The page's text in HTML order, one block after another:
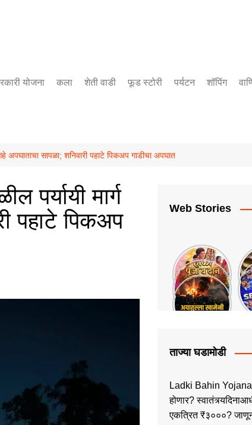
योजना कला शेती वाडी फूड स्टोरी पर्यटन शॉपिंग
सापळा; शनिवारी पहाटे पिकअप गाडीचा अपघात
पर्यायी मार्ग
पहाटे पिकअप
Web Stories
ताज्या घडामोडी
Ladki Bahin Yojana
होणार?
एकत्रित ₹३०००?